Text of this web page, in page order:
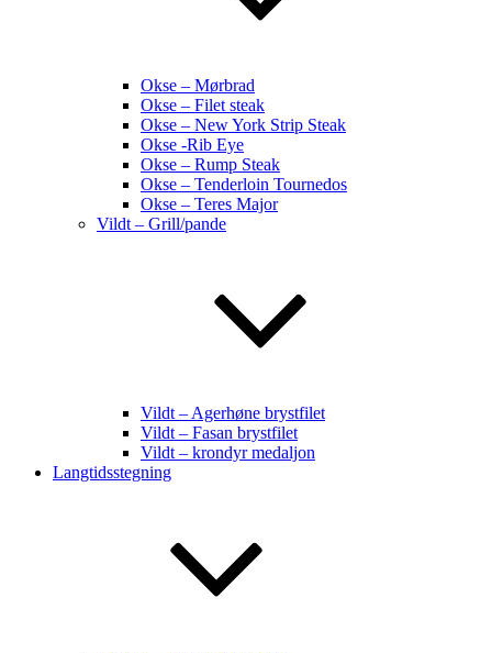
Okse – Mørbrad
Okse – Filet steak
Okse – New York Strip Steak
Okse -Rib Eye
Okse – Rump Steak
Okse – Tenderloin Tournedos
Okse – Teres Major
Vildt – Grill/pande
Vildt – Agerhøne brystfilet
Vildt – Fasan brystfilet
Vildt – krondyr medaljon
Langtidsstegning